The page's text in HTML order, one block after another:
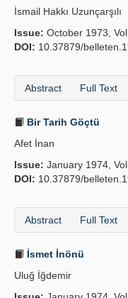
İsmail Hakkı Uzunçarşılı
Issue: October 1973,
DOI: 10.37879/
Abstract Full Text
Bir Tarih Göçtü
Afet İnan
Issue: January 1974,
DOI: 10.37879/
Abstract Full Text
İsmet İnönü
Uluğ İğdemir